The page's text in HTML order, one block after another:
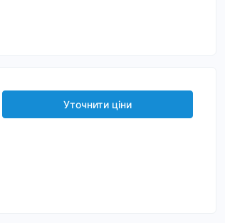
Уточнити ціни